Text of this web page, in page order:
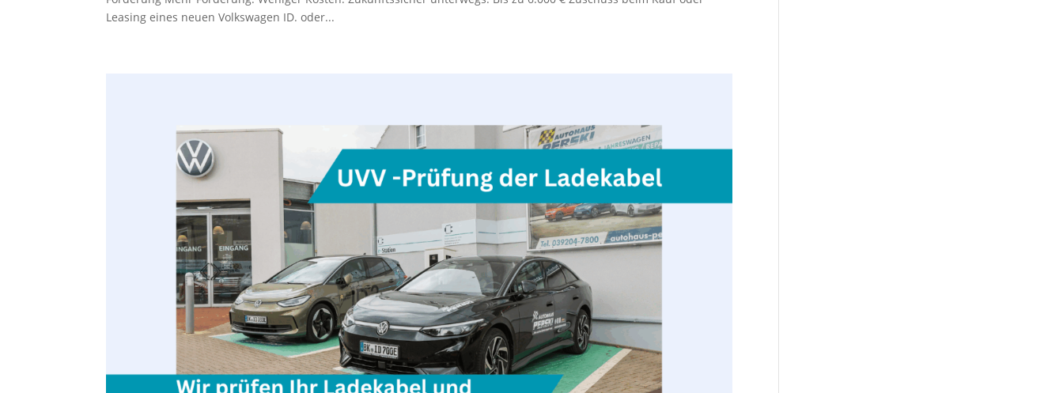
Leasing eines neuen Volkswagen ID. oder...